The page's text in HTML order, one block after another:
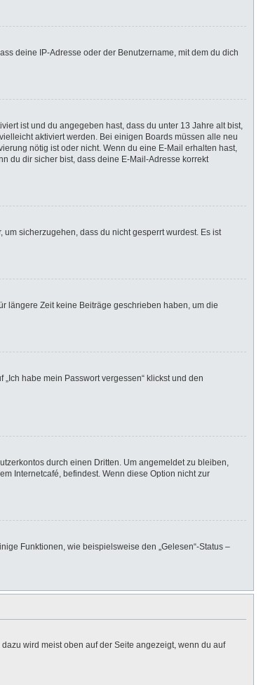
deine IP-Adresse oder der Benutzername, mit dem du dich
ist und du angegeben hast, dass du unter 13 Jahre alt bist,
aktiviert werden. Bei einigen Boards müssen alle neu
nötig ist oder nicht. Wenn du eine E-Mail erhalten hast,
du dir sicher bist, dass deine E-Mail-Adresse korrekt
sicherzugehen, dass du nicht gesperrt wurdest. Es ist
längere Zeit keine Beiträge geschrieben haben, um die
habe mein Passwort vergessen“ klickst und den
durch einen Dritten. Um angemeldet zu bleiben,
Internetcafé, befindest. Wenn diese Option nicht zur
Funktionen, wie beispielsweise den „Gelesen“-Status –
wird meist oben auf der Seite angezeigt, wenn du auf